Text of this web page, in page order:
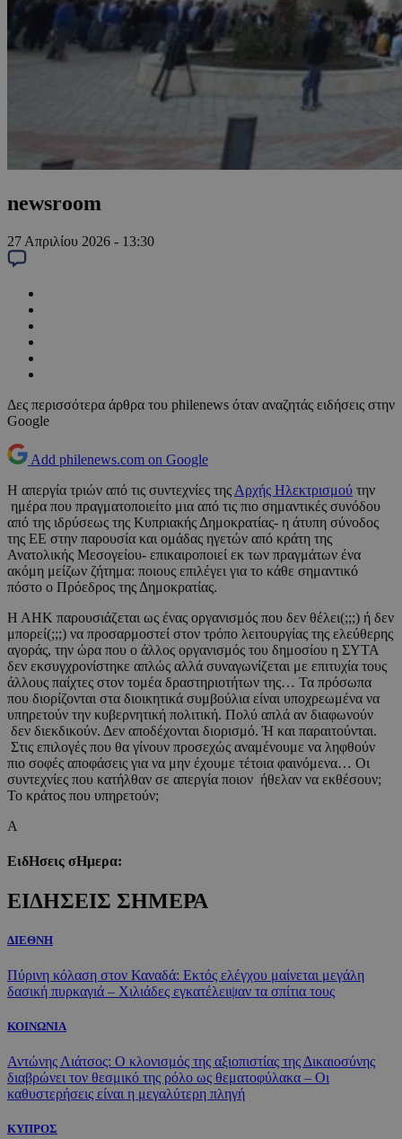
newsroom
27 Απριλίου 2026 - 13:30
Δες περισσότερα άρθρα του philenews όταν αναζητάς ειδήσεις στην
Google
Add philenews.com on Google
Η απεργία τριών από τις συντεχνίες της Αρχής Ηλεκτρισμού την
ημέρα που πραγματοποιείτο μια από τις πιο σημαντικές συνόδου
από της ιδρύσεως της Κυπριακής Δημοκρατίας- η άτυπη σύνοδος
της ΕΕ στην παρουσία και ομάδας ηγετών από κράτη της
Ανατολικής Μεσογείου- επικαιροποιεί εκ των πραγμάτων ένα
ακόμη μείζων ζήτημα: ποιους επιλέγει για το κάθε σημαντικό
πόστο ο Πρόεδρος της Δημοκρατίας.
Η ΑΗΚ παρουσιάζεται ως ένας οργανισμός που δεν θέλει(;;;) ή δεν
μπορεί(;;;) να προσαρμοστεί στον τρόπο λειτουργίας της ελεύθερης
αγοράς, την ώρα που ο άλλος οργανισμός του δημοσίου η ΣΥΤΑ
δεν εκσυγχρονίστηκε απλώς αλλά συναγωνίζεται με επιτυχία τους
άλλους παίχτες στον τομέα δραστηριοτήτων της… Τα πρόσωπα
που διορίζονται στα διοικητικά συμβούλια είναι υποχρεωμένα να
υπηρετούν την κυβερνητική πολιτική. Πολύ απλά αν διαφωνούν
δεν διεκδικούν. Δεν αποδέχονται διορισμό. Ή και παραιτούνται.
Στις επιλογές που θα γίνουν προσεχώς αναμένουμε να ληφθούν
πιο σοφές αποφάσεις για να μην έχουμε τέτοια φαινόμενα… Οι
συντεχνίες που κατήλθαν σε απεργία ποιον ήθελαν να εκθέσουν;
Το κράτος που υπηρετούν;
Α
ΕιδΗσεις σΗμερα:
ΕΙΔΗΣΕΙΣ ΣΗΜΕΡΑ
ΔΙΕΘΝΗ
Πύρινη κόλαση στον Καναδά: Εκτός ελέγχου μαίνεται μεγάλη
δασική πυρκαγιά – Χιλιάδες εγκατέλειψαν τα σπίτια τους
ΚΟΙΝΩΝΙΑ
Αντώνης Λιάτσος: Ο κλονισμός της αξιοπιστίας της Δικαιοσύνης
διαβρώνει τον θεσμικό της ρόλο ως θεματοφύλακα – Οι
καθυστερήσεις είναι η μεγαλύτερη πληγή
ΚΥΠΡΟΣ